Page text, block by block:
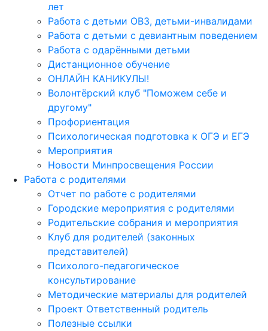
лет
Работа с детьми ОВЗ, детьми-инвалидами
Работа с детьми с девиантным поведением
Работа с одарёнными детьми
Дистанционное обучение
ОНЛАЙН КАНИКУЛЫ!
Волонтёрский клуб "Поможем себе и
другому"
Профориентация
Психологическая подготовка к ОГЭ и ЕГЭ
Мероприятия
Новости Минпросвещения России
Работа с родителями
Отчет по работе с родителями
Городские мероприятия с родителями
Родительские собрания и мероприятия
Клуб для родителей (законных
представителей)
Психолого-педагогическое
консультирование
Методические материалы для родителей
Проект Ответственный родитель
Полезные ссылки